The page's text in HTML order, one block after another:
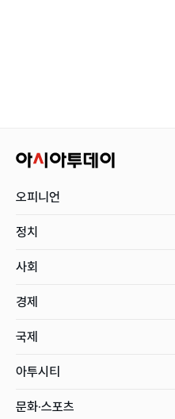
오피니언
정치
사회
경제
국제
아투시티
문화·스포츠